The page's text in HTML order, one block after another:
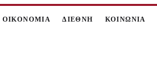
ΟΙΚΟΝΟΜΙΑ ΔΙΕΘΝΗ ΚΟΙΝΩΝΙΑ